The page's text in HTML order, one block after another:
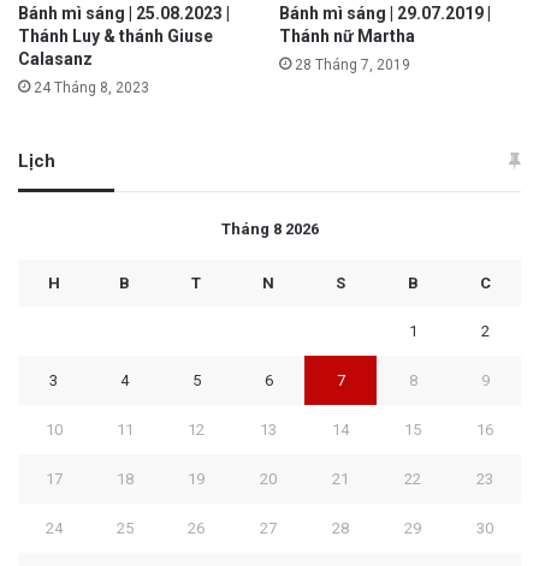
Bánh mì sáng | 25.08.2023 |
Thánh Luy & thánh Giuse
Calasanz
24 Tháng 8, 2023
Bánh mì sáng | 29.07.2019 |
Thánh nữ Martha
28 Tháng 7, 2019
Lịch
Tháng 8 2026
H B T N S B C
1 2
3 4 5 6 7 8 9
10 11 12 13 14 15 16
17 18 19 20 21 22 23
24 25 26 27 28 29 30